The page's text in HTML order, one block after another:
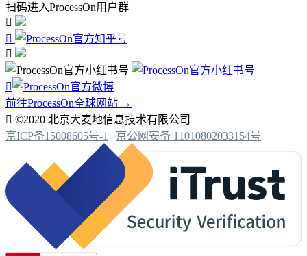
扫码进入ProcessOn用户群




前往ProcessOn全球网站 →
 ©2020 北京大麦地信息技术有限公司
京ICP备15008605号-1 | 京公网安备 11010802033154号